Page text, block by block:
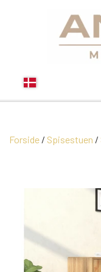
Forside Spisestuen